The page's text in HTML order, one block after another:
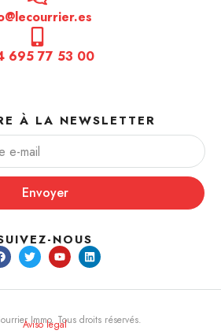
695 77 53 00
À LA NEWSLETTER
Envoyer
NOUS
Immo. Tous droits réservés.
Aviso legal